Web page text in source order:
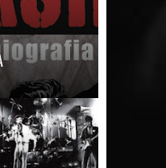
a história de um